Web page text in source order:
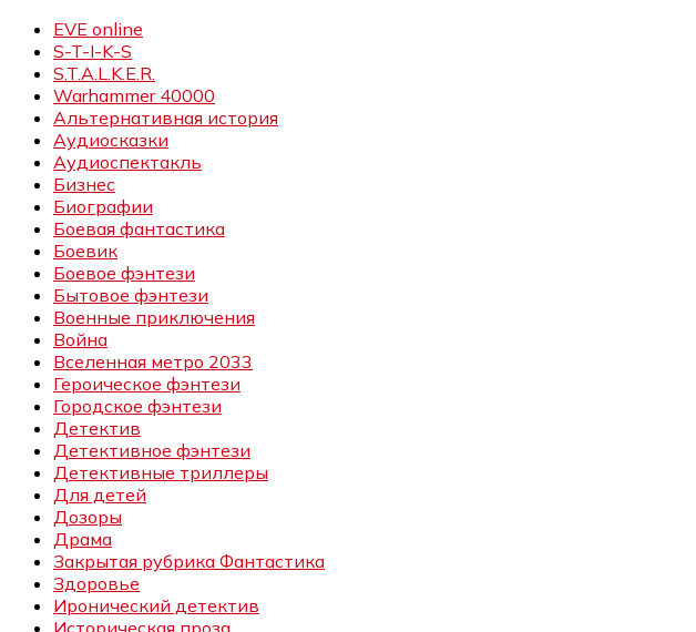
EVE online
S-T-I-K-S
S.T.A.L.K.E.R.
Warhammer 40000
Альтернативная история
Аудиосказки
Аудиоспектакль
Бизнес
Биографии
Боевая фантастика
Боевик
Боевое фэнтези
Бытовое фэнтези
Военные приключения
Война
Вселенная метро 2033
Героическое фэнтези
Городское фэнтези
Детектив
Детективное фэнтези
Детективные триллеры
Для детей
Дозоры
Драма
Закрытая рубрика Фантастика
Здоровье
Иронический детектив